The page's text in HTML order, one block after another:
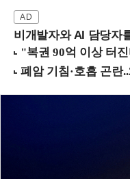
비개발자와 AI 담당자를 위한 하